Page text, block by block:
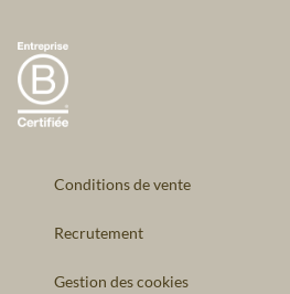
Conditions de vente
Recrutement
Gestion des cookies